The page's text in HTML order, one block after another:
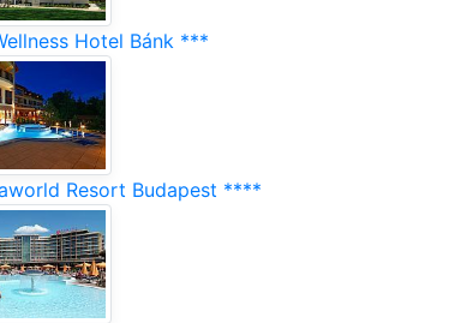
Hotel Bánk ***
Resort Budapest ****